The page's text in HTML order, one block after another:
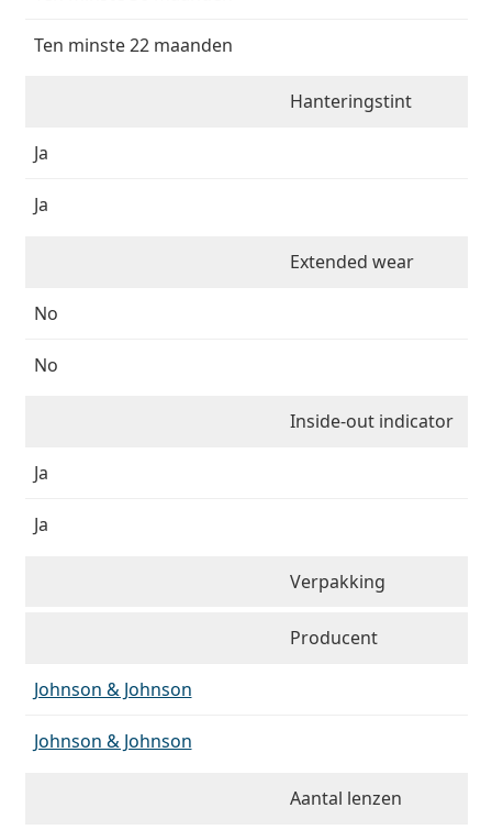
Ten minste 22 maanden
Hanteringstint
Ja
Ja
Extended wear
No
No
Inside-out indicator
Ja
Ja
Verpakking
Producent
Johnson & Johnson
Johnson & Johnson
Aantal lenzen